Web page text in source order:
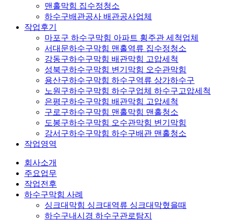
맨홀막힘 집수정청소
하수구배관공사 배관공사업체
작업후기
마포구 하수구막힘 아파트 횡주관 세척업체
서대문하수구막힘 맨홀역류 집수정청소
강동구하수구막힘 배관막힘 고압세척
성북구하수구막힘 변기막힘 오수관막힘
용산구하수구막힘 하수구역류 상가하수구
노원구하수구막힘 하수구업체 하수구고압세척
은평구하수구막힘 배관막힘 고압세척
구로구하수구막힘 맨홀막힘 맨홀청소
도봉구하수구막힘 오수관막힘 변기막힘
강서구하수구막힘 하수구배관 맨홀청소
작업영역
회사소개
주요업무
작업전후
하수구막힘 사례
싱크대막힘 싱크대역류 싱크대막혔을때
하수구내시경 하수구관로탐지